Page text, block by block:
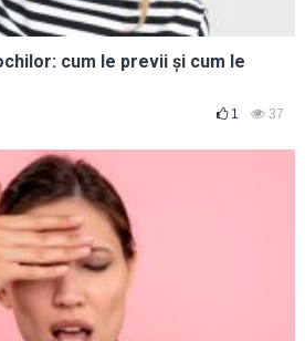
cum le previi și cum le
1 37